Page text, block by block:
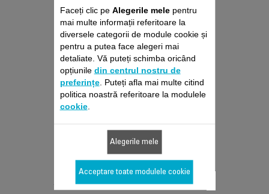
Pentru buna funcționare a
aparatului de tuns.
Stoc disponibil.
15,60 RON
Adaugă în coş
Proiectat pentru 6
Faceți clic pe Alegerile melepentru
mai multe informații referitoare la
diversele categorii de module cookie și
pentru a putea face alegeri mai
detaliate. Vă puteți schimba oricând
opțiunile din centrul nostru de
preferințe. Puteți afla mai multe citind
politica noastră referitoare la modulele
cookie.
Alegerile mele
Acceptare toate modulele cookie